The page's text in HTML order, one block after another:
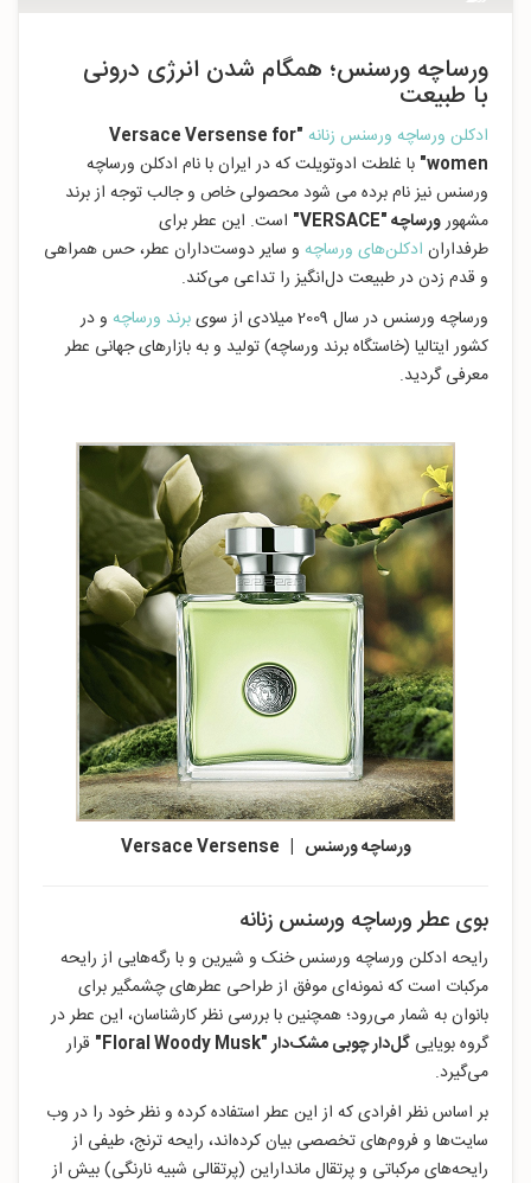
ورساچه ورسنس؛ همگام شدن انرژی درونی
با طبیعت
ادکلن ورساچه ورسنس زنانه "Versace Versense for
women" با غلطت ادوتویلت که در ایران با نام ادکلن ورساچه
ورسنس نیز نام برده می شود محصولی خاص و جالب توجه از برند
مشهورورساچه "VERSACE " است. این عطر برای
طرفداران ادکلن‌های ورساچه و سایر دوست‌داران عطر، حس همراهی
و قدم زدن در طبیعت دل‌انگیز را تداعی می‌کند.
ورساچه ورسنس در سال 2009 میلادی از سوی
برند ورساچه و در
کشور ایتالیا (خاستگاه برند ورساچه) تولید و به بازارهای جهانی عطر
معرفی گردید.
ورساچه ورسنس | Versace Versense
بوی عطر ورساچه ورسنس زنانه
رایحه ادکلن ورساچه ورسنس خنک و شیرین و با رگه‌هایی از رایحه
مرکبات است که نمونه‌ای موفق از طراحی عطرهای چشمگیر برای
بانوان به شمار می‌رود؛ همچنین با بررسی نظر کارشناسان، این عطر در
گروه بویایی گل‌دار چوبی مشک‌دار "Floral Woody Musk " قرار
می‌گیرد.
بر اساس نظر افرادی که از این عطر استفاده کرده‌ و نظر خود را در وب
سایت‌ها و فروم‌های تخصصی بیان کرده‌اند، رایحه ترنج، طیفی از
رایحه‌های مرکباتی و پرتقال مانداراین (پرتقالی شبیه نارنگی) بیش از